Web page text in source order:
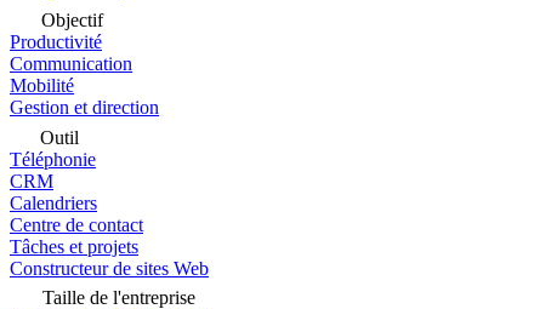
Objectif
Productivité
Communication
Mobilité
Gestion et direction
Outil
Téléphonie
CRM
Calendriers
Centre de contact
Tâches et projets
Constructeur de sites Web
Taille de l'entreprise